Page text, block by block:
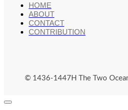
HOME
ABOUT
CONTACT
CONTRIBUTION
© 1436-1447H The Two